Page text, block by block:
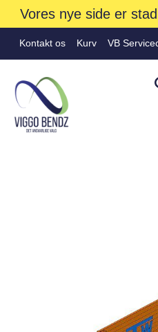
Vores nye side er
Kontakt os Kurv VB